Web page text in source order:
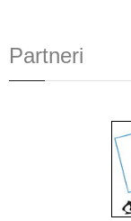
Partneri